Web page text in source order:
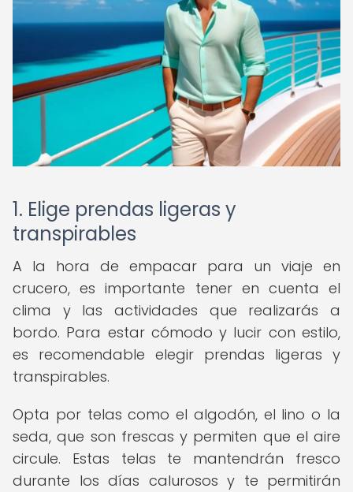
1. Elige prendas ligeras y
transpirables
A la hora de empacar para un viaje en
crucero, es importante tener en cuenta el
clima y las actividades que realizarás a
bordo. Para estar cómodo y lucir con estilo,
es recomendable elegir prendas ligeras y
transpirables.
Opta por telas como el algodón, el lino o la
seda, que son frescas y permiten que el aire
circule. Estas telas te mantendrán fresco
durante los días calurosos y te permitirán